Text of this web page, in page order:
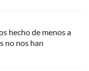
hecho de menos a
no nos han